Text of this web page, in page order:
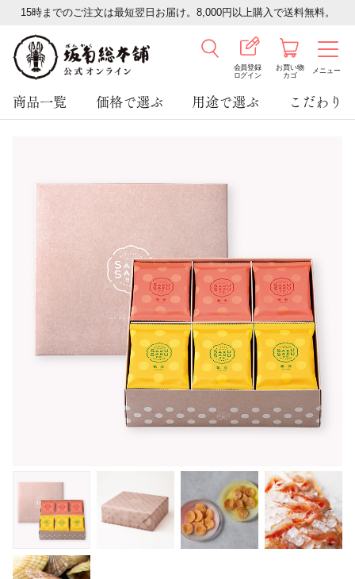
15時までのご注文は最短翌日お届け。8,000円以上購入で送料無料。
会員登録
ログイン
お買い物
カゴ
メニュー
商品一覧 価格で選ぶ 用途で選ぶ こだわり